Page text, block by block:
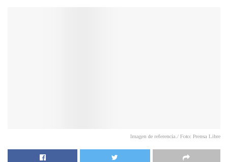
Imagen de referencia./ Foto: Prensa Libre